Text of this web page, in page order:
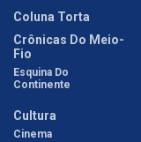
Coluna Torta
Crônicas Do Meio-
Fio
Esquina Do
Continente
Cultura
Cinema